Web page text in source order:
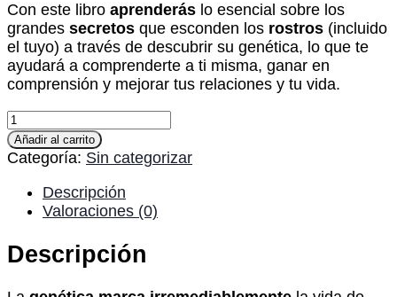
Con este libro aprenderás lo esencial sobre los
grandes secretos que esconden los rostros (incluido
el tuyo) a través de descubrir su genética, lo que te
ayudará a comprenderte a ti misma, ganar en
comprensión y mejorar tus relaciones y tu vida.
Añadir al carrito
Categoría: Sin categorizar
Descripción
Valoraciones (0)
Descripción